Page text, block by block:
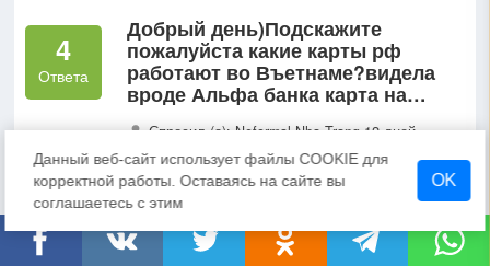
4
Ответа
Добрый день)Подскажите
пожалуйста какие карты рф
работают во Въетнаме?видела
вроде Альфа банка карта на
вариант на месте сделать не
именную и будет работать?
Спросил (а): Neformal Nha Trang 12 дней
назад
Вьетнам (общий раздел)
3
Ответа
Добрый день!Извините, я уже
задавала подобный вопрос но
про более тяжелый для
Данный веб-сайт использует файлы COOKIE для
корректной работы. Оставаясь на сайте вы
соглашаетесь с этим
OK